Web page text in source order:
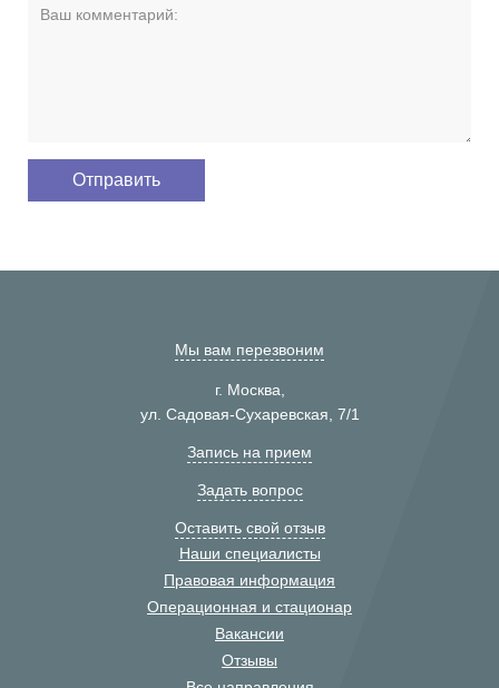
Мы вам перезвоним
г. Москва,
ул. Садовая-Сухаревская, 7/1
Запись на прием
Задать вопрос
Оставить свой отзыв
Наши специалисты
Правовая информация
Операционная и стационар
Вакансии
Отзывы